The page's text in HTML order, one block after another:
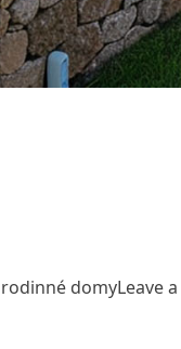
rodinné domyLeave